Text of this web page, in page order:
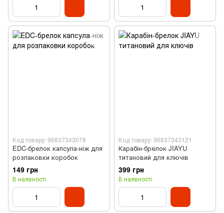
Код товару: 96837343078
EDC-брелок капсула-ніж для
розпаковки коробок
149 грн
В наявності
Код товару: 96837343121
Карабін-брелок JIAYU
титановий для ключів
399 грн
В наявності